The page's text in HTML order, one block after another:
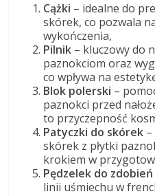
Cążki – idealne do
skórek, co pozwala
wykończenia,
Pilnik – kluczowy do
paznokciom oraz
co wpływa na
Blok polerski –
paznokci przed
to przyczepność
Patyczki do skórek
skórek z płytki
krokiem w
Pędzelek do zdobień
linii uśmiechu w